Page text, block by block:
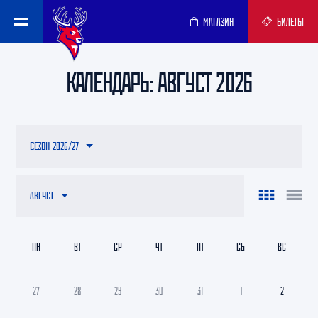
МАГАЗИН БИЛЕТЫ
КАЛЕНДАРЬ: АВГУСТ 2026
АВГУСТ
СЕЗОН 2026/27
27 28 29 30 31 1 2
ПН ВТ СР ЧТ ПТ СБ ВС